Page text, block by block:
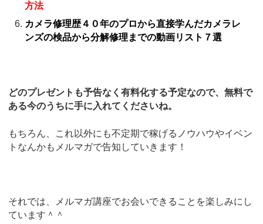
方法
カメラ修理歴４０年のプロから直接学んだカメラレ
ンズの検品から分解修理までの動画リスト７選
どのプレゼントも予告なく有料化する予定なので、無料で
ある今のうちに手に入れてくださいね。
もちろん、これ以外にも不定期で稼げるノウハウやイベン
トなんかもメルマガで告知していきます！
それでは、メルマガ講座でお会いできることを楽しみにし
ています＾＾